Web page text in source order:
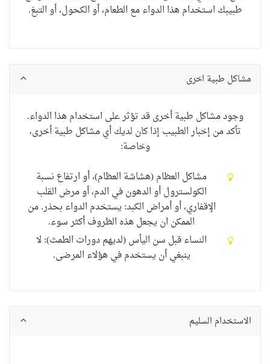
طبيبك استخدام هذا الدواء مع الطعام، أوالكحول،أوالتبغ.
مشاكل طبية اخرى
وجودمشاكل طبية أخرىقدتؤثر على استخدام هذا الدواء.
تأكد من إخبار الطبيب إذا كان لديكأيمشاكل طبية أخرى،
وخاصة:
مشاكل العظام (هشاشة العظام)، أو ارتفاع نسبة
الكولسترول أو الدهون في الدم، أو مرض القلب
الإقفاري، أو أمراض الكبد: يستخدم الدواء بحذر. من
الممكن ان يجعل هذه الظروف أكثر سوء.
النساء قبل سن اليأس (لديهم دورات الطمث): لا
ينبغي أن يستخدم في هؤلاء المرضى.
الاستخدام السليم